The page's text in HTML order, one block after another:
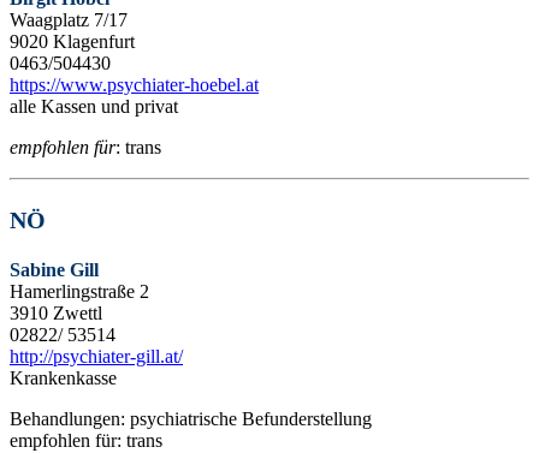
Waagplatz 7/17
9020 Klagenfurt
0463/504430
https://www.psychiater-hoebel.at
alle Kassen und privat
empfohlen für: trans
NÖ
Sabine Gill
Hamerlingstraße 2
3910 Zwettl
02822/ 53514
http://psychiater-gill.at/
Krankenkasse
Behandlungen: psychiatrische Befunderstellung
empfohlen für: trans